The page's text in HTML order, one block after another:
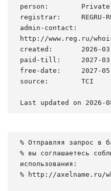
person:        Private
registrar:     REGRU-
admin-contact:
http://www.reg.ru/
created:       2026-03-
paid-till:     2027-03-
free-date:     2027-
source:        TCI
Last updated on 2026-
% Отправляя запрос в
% вы соглашаетесь
использования:
% http://axelname.ru/